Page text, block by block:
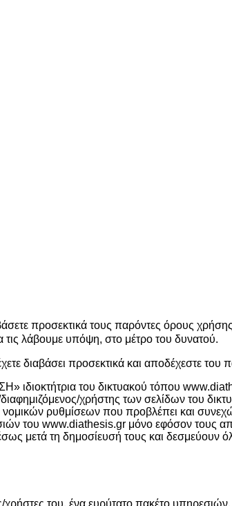
προσεκτικά τους παρόντες όρους
τις λάβουμε υπόψη, στο μέτρο του δυνατού.
διαβάσει προσεκτικά και αποδέχεστε
του δικτυακού τόπου
χρήστης των σελίδων του
ρυθμίσεων που προβλέπει και
του www.diathesis.gr μόνο εφόσον
μετά τη δημοσίευσή τους και δεσμεύουν
του, ένα ευρύτατο πακέτο